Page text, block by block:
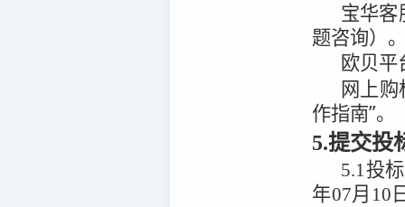
宝华客
题咨询）
欧贝平
网上
作指南”。
5.提交投
5.1投
年07月10